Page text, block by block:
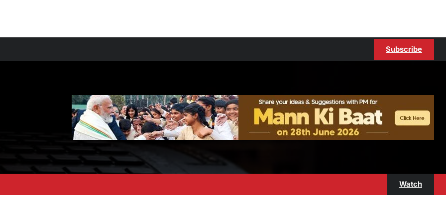
Subscribe
Watch